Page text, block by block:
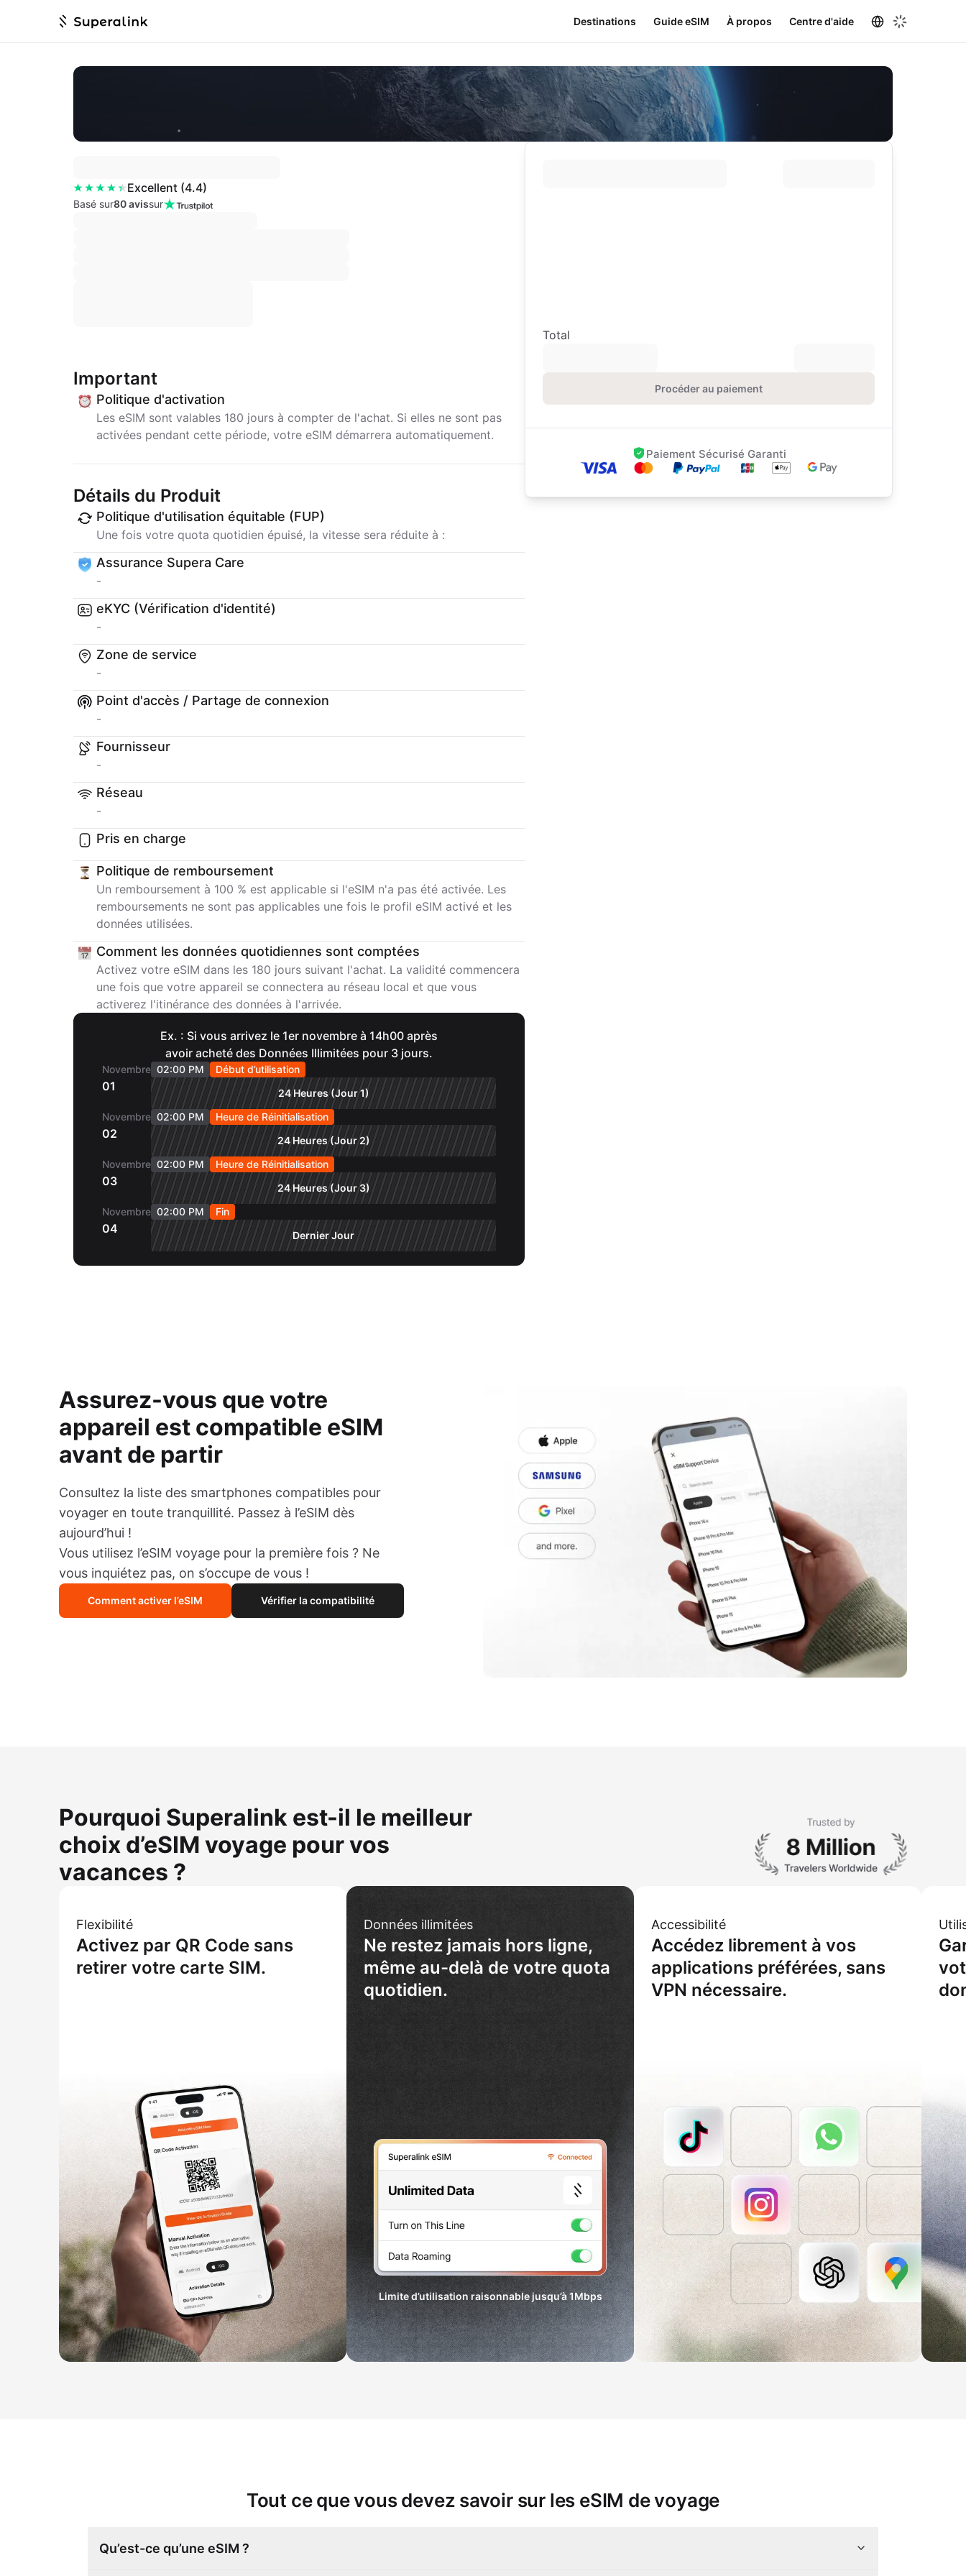
Destinations Guide eSIM À propos Centre d'aide
Excellent (4.4)
Basé sur80 avissur
Important
Politique d'activation
Les eSIM sont valables 180 jours à compter de l'achat. Si elles ne sont pas
activées pendant cette période, votre eSIM démarrera automatiquement.
Détails du Produit
Politique d'utilisation équitable (FUP)
Une fois votre quota quotidien épuisé, la vitesse sera réduite à :
Assurance Supera Care
-
eKYC (Vérification d'identité)
-
Zone de service
-
Point d'accès / Partage de connexion
-
Fournisseur
-
Réseau
-
Pris en charge
Politique de remboursement
Un remboursement à 100 % est applicable si l'eSIM n'a pas été activée. Les
remboursements ne sont pas applicables une fois le profil eSIM activé et les
données utilisées.
Comment les données quotidiennes sont comptées
Activez votre eSIM dans les 180 jours suivant l'achat. La validité commencera
une fois que votre appareil se connectera au réseau local et que vous
activerez l'itinérance des données à l'arrivée.
Ex. : Si vous arrivez le 1er novembre à 14h00 après
avoir acheté des Données Illimitées pour 3 jours.
Novembre
01
02:00 PM
Début d’utilisation
24 Heures (Jour 1)
Novembre
02
02:00 PM
Heure de Réinitialisation
24 Heures (Jour 2)
Novembre
03
02:00 PM
Heure de Réinitialisation
24 Heures (Jour 3)
Novembre
04
02:00 PM
Fin
Dernier Jour
Total
Procéder au paiement
Paiement Sécurisé Garanti
Assurez-vous que votre
appareil est compatible eSIM
avant de partir
Consultez la liste des smartphones compatibles pour
voyager en toute tranquillité. Passez à l’eSIM dès
aujourd’hui !
Vous utilisez l’eSIM voyage pour la première fois ? Ne
vous inquiétez pas, on s’occupe de vous !
Comment activer l’eSIM Vérifier la compatibilité
Pourquoi Superalink est-il le meilleur
choix d’eSIM voyage pour vos
vacances ?
Flexibilité
Activez par QR Code sans
retirer votre carte SIM.
Données illimitées
Ne restez jamais hors ligne,
même au-delà de votre quota
quotidien.
Limite d’utilisation raisonnable jusqu’à1Mbps
Accessibilité
Accédez librement à vos
applications préférées, sans
VPN nécessaire.
Tout ce que vous devez savoir sur les eSIM de voyage
Qu’est-ce qu’une eSIM ?